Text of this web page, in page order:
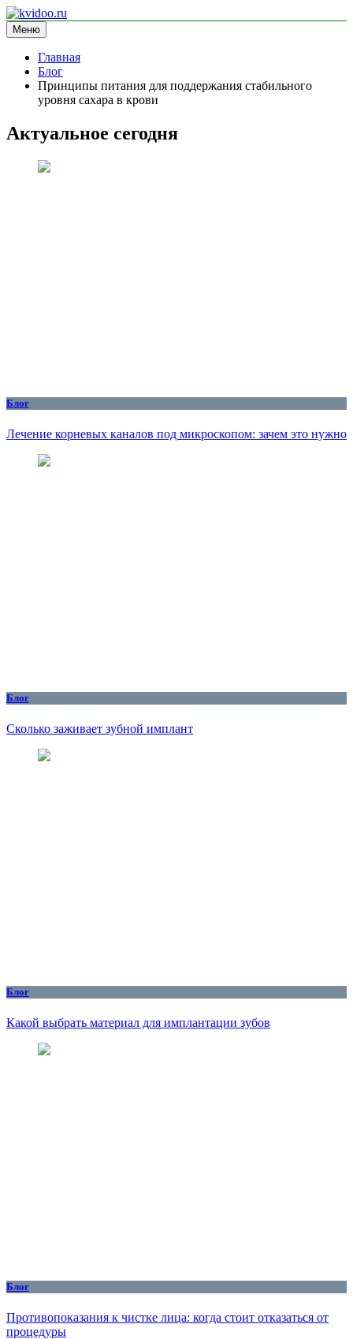
Перейти
к
содержимому
kvidoo.ru
блог про здоровье
Меню
Главная
Блог
Принципы питания для поддержания стабильного
уровня сахара в крови
Актуальное сегодня
Блог
Лечение корневых каналов под микроскопом: зачем это нужно
Блог
Сколько заживает зубной имплант
Блог
Какой выбрать материал для имплантации зубов
Блог
Противопоказания к чистке лица: когда стоит отказаться от
процедуры